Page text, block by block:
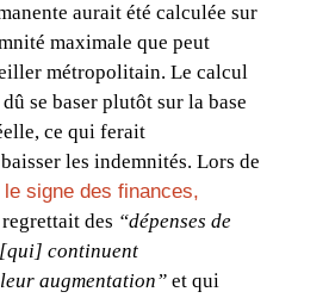
aurait été calculée sur
maximale que peut
métropolitain. Le calcul
se baser plutôt sur la base
ce qui ferait
les indemnités. Lors de
signe des finances,
des “dépenses de
continuent
augmentation” et qui